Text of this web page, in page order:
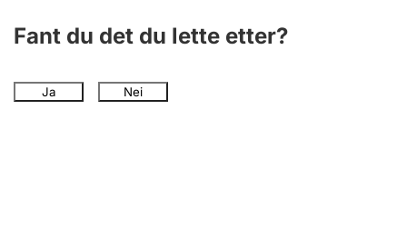
Fant du det du lette etter?
Ja Nei